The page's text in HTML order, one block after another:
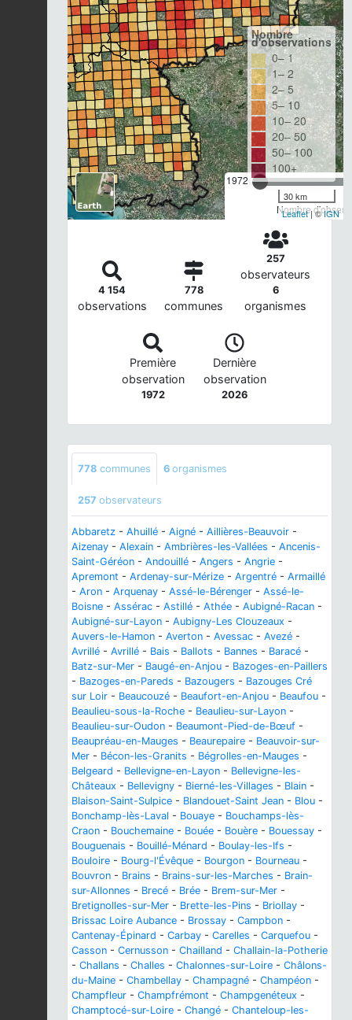
1972
Nombre
Nombre
d'observations
0– 1
1– 2
2– 5
5– 10
10– 20
20– 50
50– 100
100+
30 km
Leaflet| ©IGN
4 154
observations
778
communes
257
observateurs
6
organismes
Première
observation
1972
Dernière
observation
2026
778 communes 6 organismes
257 observateurs
Abbaretz - Ahuillé - Aigné - Aillières-Beauvoir -
Aizenay - Alexain - Ambrières-les-Vallées - Ancenis-
Saint-Géréon - Andouillé - Angers - Angrie -
Apremont - Ardenay-sur-Mérize - Argentré - Armaillé
- Aron - Arquenay - Assé-le-Bérenger - Assé-le-
Boisne - Assérac - Astillé - Athée - Aubigné-Racan -
Aubigné-sur-Layon - Aubigny-Les Clouzeaux -
Auvers-le-Hamon - Averton - Avessac - Avezé -
Avrillé - Avrillé - Bais - Ballots - Bannes - Baracé -
Batz-sur-Mer - Baugé-en-Anjou - Bazoges-en-Paillers
- Bazoges-en-Pareds - Bazougers - Bazouges Cré
sur Loir - Beaucouzé - Beaufort-en-Anjou - Beaufou -
Beaulieu-sous-la-Roche - Beaulieu-sur-Layon -
Beaulieu-sur-Oudon - Beaumont-Pied-de-Bœuf -
Beaupréau-en-Mauges - Beaurepaire - Beauvoir-sur-
Mer - Bécon-les-Granits - Bégrolles-en-Mauges -
Belgeard - Bellevigne-en-Layon - Bellevigne-les-
Châteaux - Bellevigny - Bierné-les-Villages - Blain -
Blaison-Saint-Sulpice - Blandouet-Saint Jean - Blou -
Bonchamp-lès-Laval - Bouaye - Bouchamps-lès-
Craon - Bouchemaine - Bouée - Bouère - Bouessay -
Bouguenais - Bouillé-Ménard - Boulay-les-Ifs -
Bouloire - Bourg-l'Évêque - Bourgon - Bourneau -
Bouvron - Brains - Brains-sur-les-Marches - Brain-
sur-Allonnes - Brecé - Brée - Brem-sur-Mer -
Bretignolles-sur-Mer - Brette-les-Pins - Briollay -
Brissac Loire Aubance - Brossay - Campbon -
Cantenay-Épinard - Carbay - Carelles - Carquefou -
Casson - Cernusson - Chailland - Challain-la-Potherie
- Challans - Challes - Chalonnes-sur-Loire - Châlons-
du-Maine - Chambellay - Champagné - Champéon -
Champfleur - Champfrémont - Champgenéteux -
Champtocé-sur-Loire - Changé - Chanteloup-les-